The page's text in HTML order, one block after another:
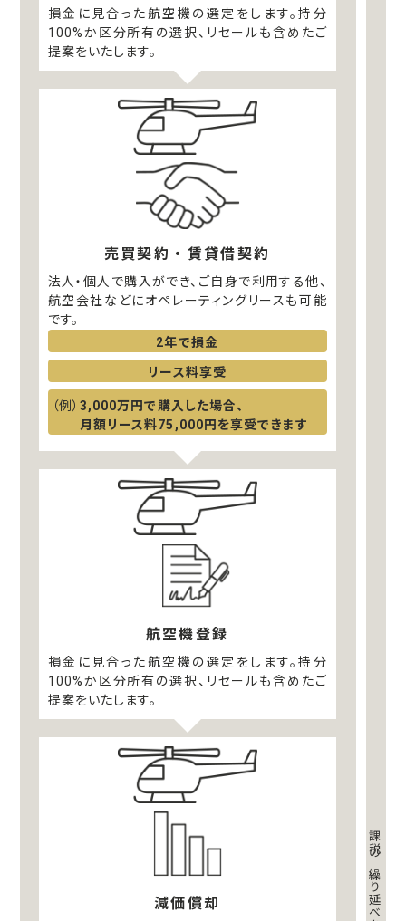
損金に見合った航空機の選定をします。持分
100%か区分所有の選択、リセールも含めたご
提案をいたします。
売買契約・賃貸借契約
法人・個人で購入ができ、ご自身で利用する他、
航空会社などにオペレーティングリースも可能
です。
2年で損金
リース料享受
3,000万円で購入した場合、
月額リース料75,000円を享受できます
航空機登録
損金に見合った航空機の選定をします。持分
100%か区分所有の選択、リセールも含めたご
提案をいたします。
減価償却